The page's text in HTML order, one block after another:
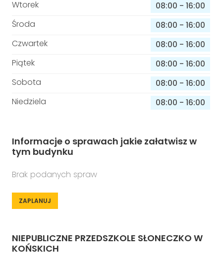
Wtorek 08:00 - 16:00
Środa
08:00 - 16:00
Czwartek
08:00 - 16:00
Piątek
08:00 - 16:00
Sobota
08:00 - 16:00
Niedziela
08:00 - 16:00
Informacje o sprawach jakie załatwisz w
tym budynku
Brak podanych spraw
ZAPLANUJ
NIEPUBLICZNE PRZEDSZKOLE SŁONECZKO W
KOŃSKICH